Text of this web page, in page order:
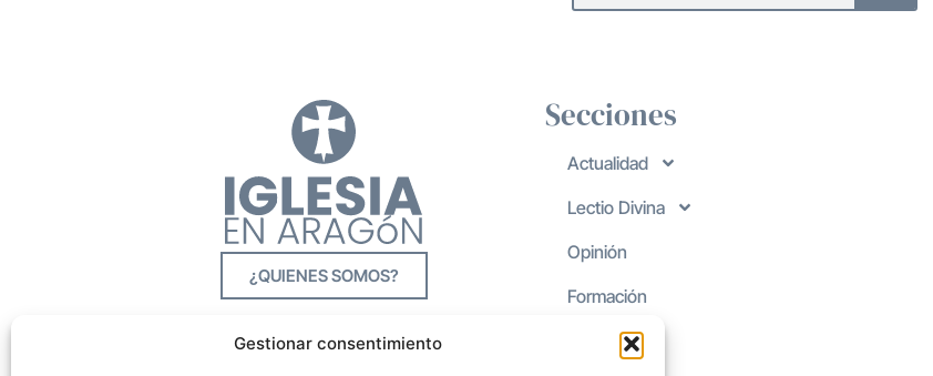
Gestionar consentimiento
¿QUIENES SOMOS?
Secciones
Actualidad
Lectio Divina
Opinión
Formación